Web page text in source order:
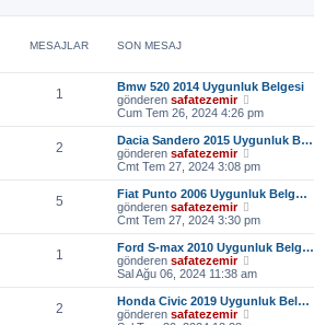
MESAJLAR SON MESAJ
1
Bmw 520 2014 Uygunluk Belgesi
gönderen safatezemir
o
n
m
e
s
a
j
g
r
ü
n
t
ü
l
Cum Tem 26, 2024 4:26 pm
2
Dacia Sandero 2015 Uygunluk B…
gönderen safatezemir
o
n
m
s
a
j
g
r
ü
Cmt Tem 27, 2024 3:08 pm
5
Fiat Punto 2006 Uygunluk Belg…
gönderen safatezemir
o
n
m
s
a
j
Cmt Tem 27, 2024 3:30 pm
1
Ford S-max 2010 Uygunluk Belg…
gönderen safatezemir
o
n
m
Sal Ağu 06, 2024 11:38 am
2
Honda Civic 2019 Uygunluk Bel…
gönderen safatezemir